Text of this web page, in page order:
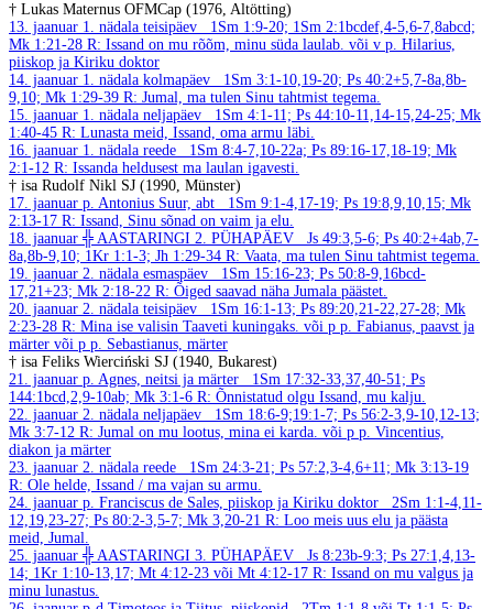
† Lukas Maternus OFMCap (1976, Altötting)
13. jaanuar 1. nädala teisipäev
1Sm 1:9-20; 1Sm 2:1bcdef,4-5,6-7,8abcd;
Mk 1:21-28 R: Issand on mu rõõm, minu süda laulab. või v p. Hilarius,
piiskop ja Kiriku doktor
14. jaanuar 1. nädala kolmapäev
1Sm 3:1-10,19-20; Ps 40:2+5,7-8a,8b-
9,10; Mk 1:29-39 R: Jumal, ma tulen Sinu tahtmist tegema.
15. jaanuar 1. nädala neljapäev
1Sm 4:1-11; Ps 44:10-11,14-15,24-25; Mk
1:40-45 R: Lunasta meid, Issand, oma armu läbi.
16. jaanuar 1. nädala reede
1Sm 8:4-7,10-22a; Ps 89:16-17,18-19; Mk
2:1-12 R: Issanda heldusest ma laulan igavesti.
† isa Rudolf Nikl SJ (1990, Münster)
17. jaanuar p. Antonius Suur, abt
1Sm 9:1-4,17-19; Ps 19:8,9,10,15; Mk
2:13-17 R: Issand, Sinu sõnad on vaim ja elu.
18. jaanuar ╬ AASTARINGI 2. PÜHAPÄEV
Js 49:3,5-6; Ps 40:2+4ab,7-
8a,8b-9,10; 1Kr 1:1-3; Jh 1:29-34 R: Vaata, ma tulen Sinu tahtmist tegema.
19. jaanuar 2. nädala esmaspäev
1Sm 15:16-23; Ps 50:8-9,16bcd-
17,21+23; Mk 2:18-22 R: Õiged saavad näha Jumala päästet.
20. jaanuar 2. nädala teisipäev
1Sm 16:1-13; Ps 89:20,21-22,27-28; Mk
2:23-28 R: Mina ise valisin Taaveti kuningaks. või p p. Fabianus, paavst ja
märter või p p. Sebastianus, märter
† isa Feliks Wierciński SJ (1940, Bukarest)
21. jaanuar p. Agnes, neitsi ja märter
1Sm 17:32-33,37,40-51; Ps
144:1bcd,2,9-10ab; Mk 3:1-6 R: Õnnistatud olgu Issand, mu kalju.
22. jaanuar 2. nädala neljapäev
1Sm 18:6-9;19:1-7; Ps 56:2-3,9-10,12-13;
Mk 3:7-12 R: Jumal on mu lootus, mina ei karda. või p p. Vincentius,
diakon ja märter
23. jaanuar 2. nädala reede
1Sm 24:3-21; Ps 57:2,3-4,6+11; Mk 3:13-19
R: Ole helde, Issand / ma vajan su armu.
24. jaanuar p. Franciscus de Sales, piiskop ja Kiriku doktor
2Sm 1:1-4,11-
12,19,23-27; Ps 80:2-3,5-7; Mk 3,20-21 R: Loo meis uus elu ja päästa
meid, Jumal.
25. jaanuar ╬ AASTARINGI 3. PÜHAPÄEV
Js 8:23b-9:3; Ps 27:1,4,13-
14; 1Kr 1:10-13,17; Mt 4:12-23 või Mt 4:12-17 R: Issand on mu valgus ja
minu lunastus.